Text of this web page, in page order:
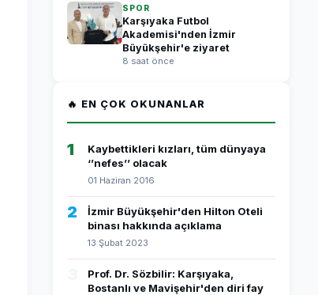
SPOR
Karşıyaka Futbol
Akademisi'nden İzmir
Büyükşehir'e ziyaret
8 saat önce
🔥 EN ÇOK OKUNANLAR
1
Kaybettikleri kızları, tüm dünyaya
‘’nefes’’ olacak
01 Haziran 2016
2
İzmir Büyükşehir'den Hilton Oteli
binası hakkında açıklama
13 Şubat 2023
Prof. Dr. Sözbilir: Karşıyaka,
Bostanlı ve Mavişehir'den diri fay